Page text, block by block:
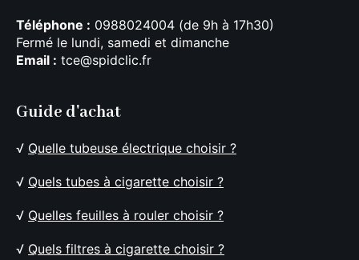
Téléphone : 0988024004 (de 9h à 17h30)
Fermé le lundi, samedi et dimanche
Email : tce@spidclic.fr
Guide d'achat
√ Quelle tubeuse électrique choisir ?
√ Quels tubes à cigarette choisir ?
√ Quelles feuilles à rouler choisir ?
√ Quels filtres à cigarette choisir ?